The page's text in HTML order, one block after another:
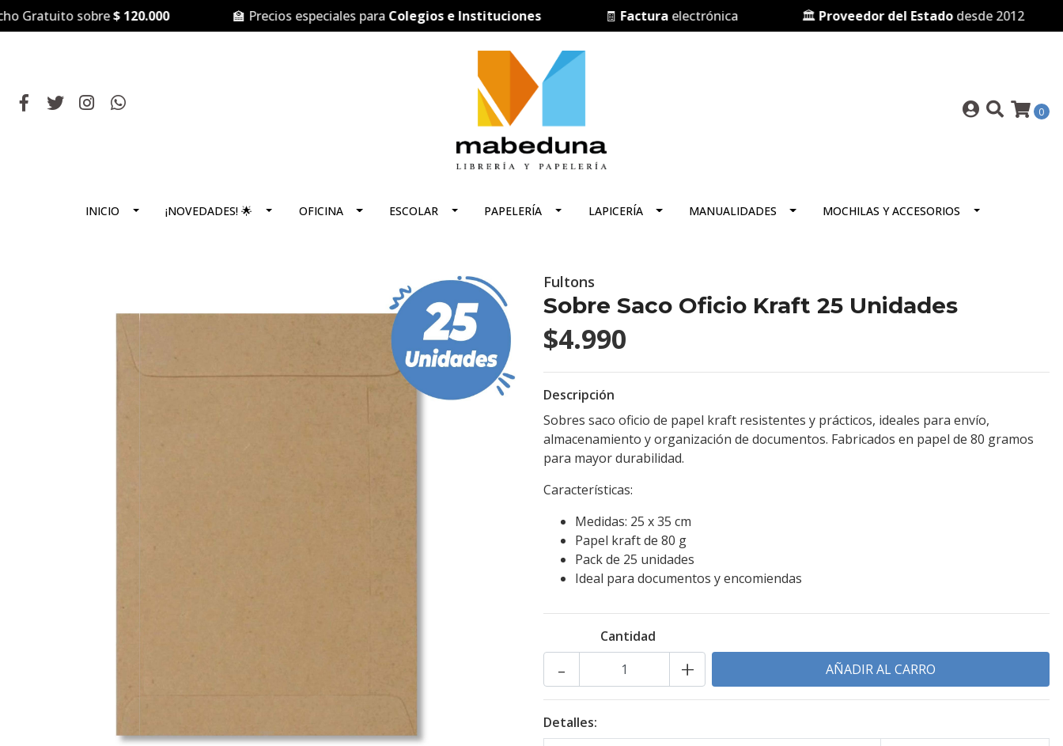
sobre$ 120.000 🏫 Precios especiales para Colegios e Instituciones Facturaelectrónica Proveedor del Estadodesde 2012
0
INICIO ¡NOVEDADES! 🌟 OFICINA ESCOLAR PAPELERÍA LAPICERÍA MANUALIDADES MOCHILAS Y ACCESORIOS
Fultons
Sobre Saco Oficio Kraft 25 Unidades
$4.990
Descripción
Sobres saco oficio de papel kraft resistentes y prácticos, ideales para envío,
almacenamiento y organización de documentos. Fabricados en papel de 80 gramos
para mayor durabilidad.
Características:
Medidas: 25 x 35 cm
Papel kraft de 80 g
Pack de 25 unidades
Ideal para documentos y encomiendas
Cantidad
+
-
Detalles: